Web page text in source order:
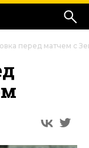
перед матчем с